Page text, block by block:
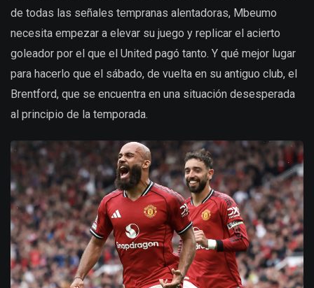
de todas las señales tempranas alentadoras, Mbeumo
necesita empezar a elevar su juego y replicar el acierto
goleador por el que el United pagó tanto. Y qué mejor lugar
para hacerlo que el sábado, de vuelta en su antiguo club, el
Brentford, que se encuentra en una situación desesperada
al principio de la temporada.